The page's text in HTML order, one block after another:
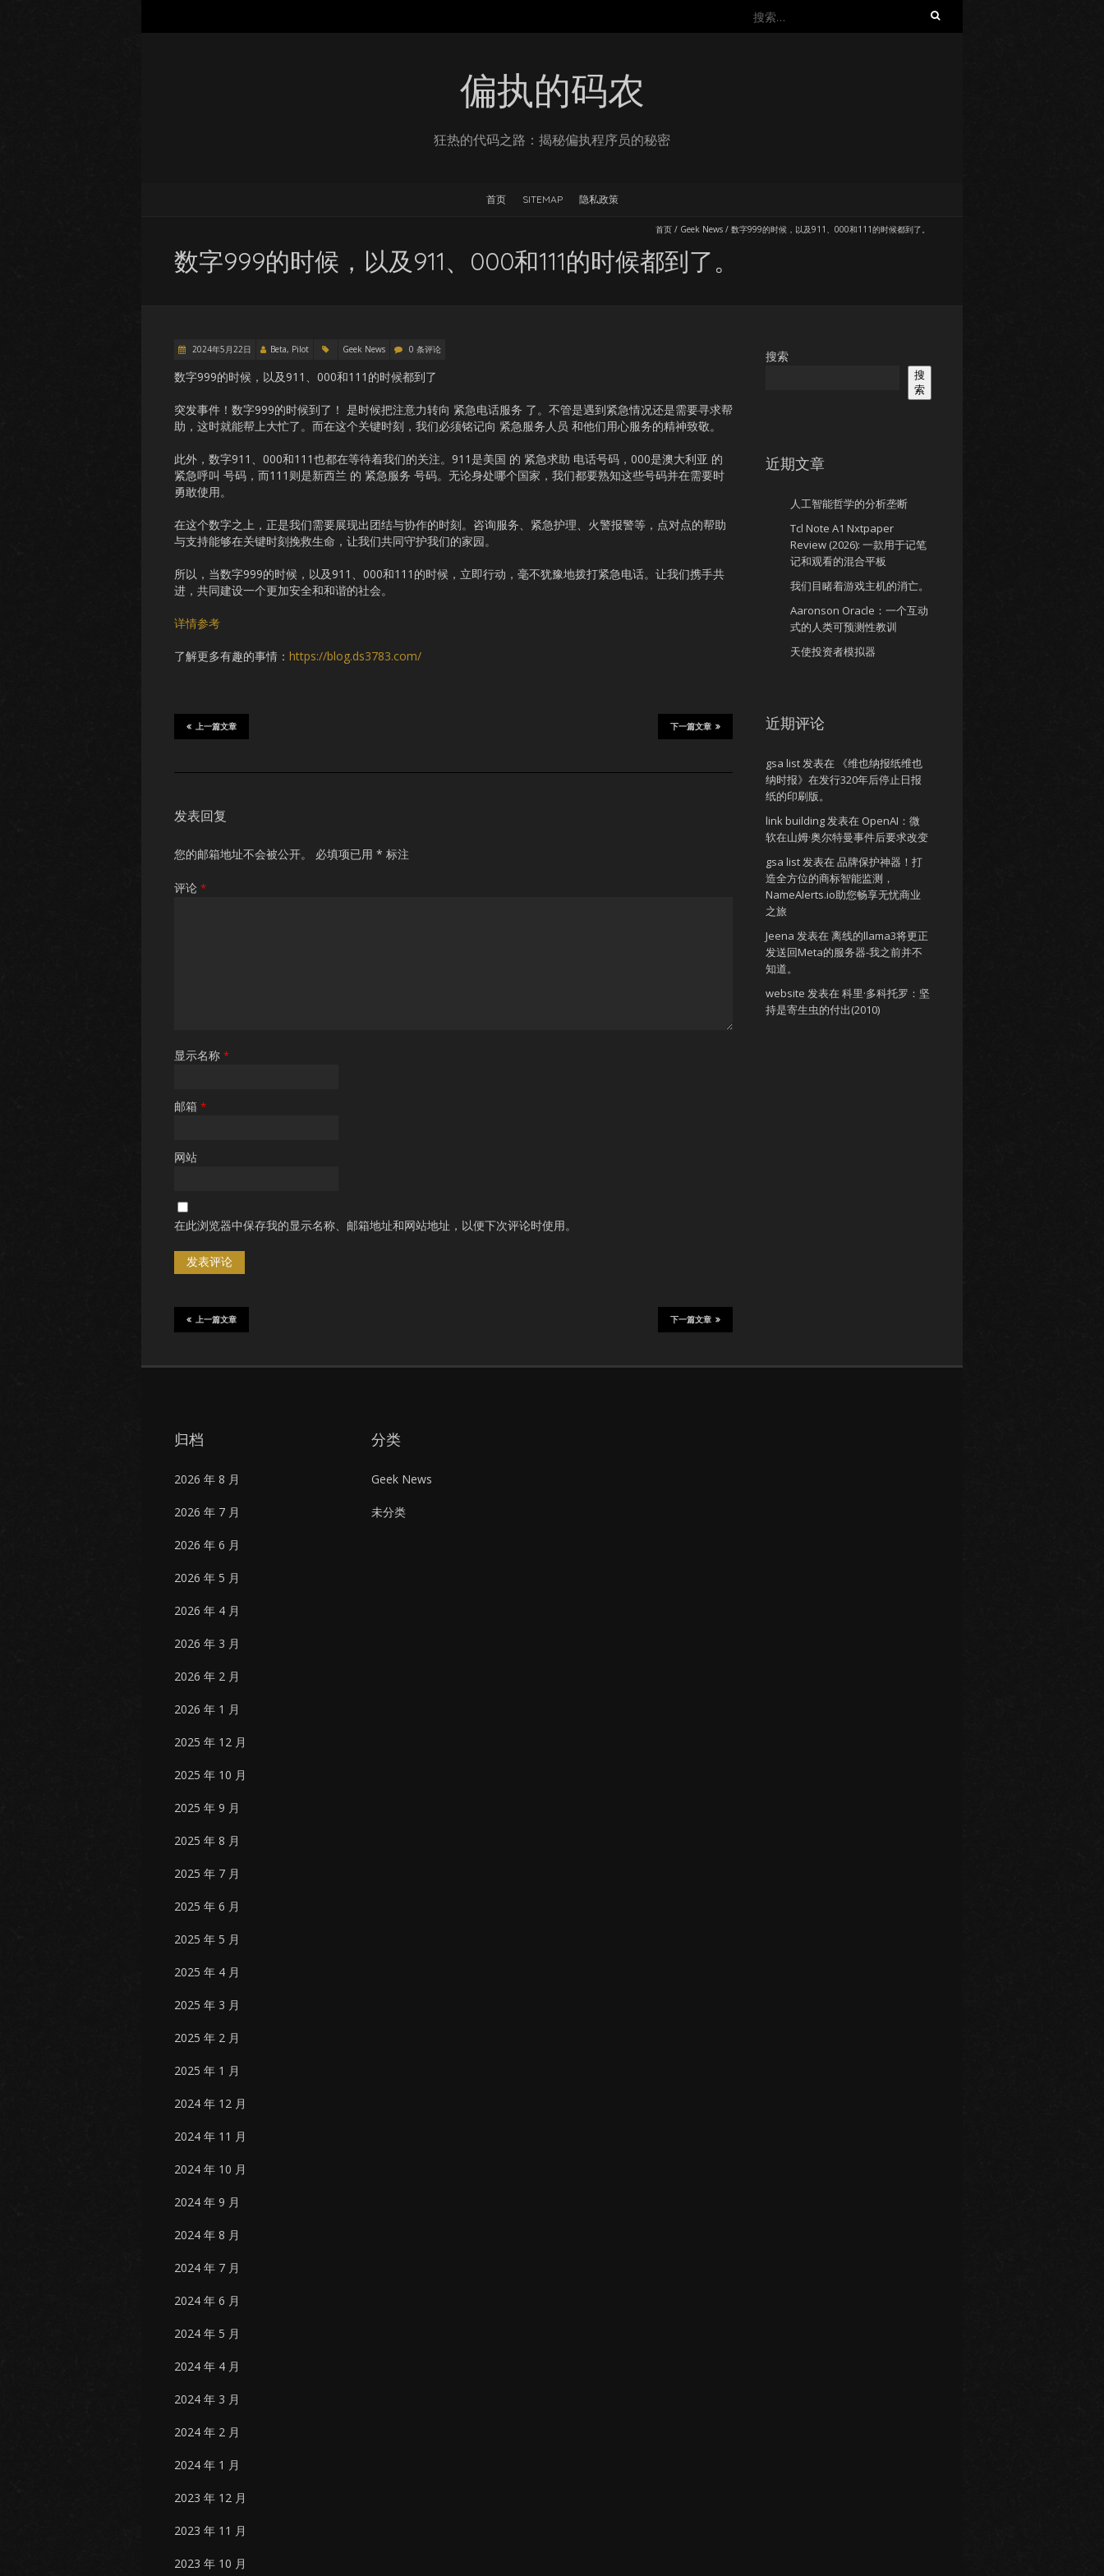
搜
偏执的码农
狂热的代码之路：揭秘偏执程序员的秘密
首页 SITEMAP 隐私政策
首页 / Geek News / 数字999的时候，以及911、000和111的时候都到了。
数字999的时候，以及911、000和111的时候都到了。
2024年5月22日 Beta, Pilot Geek News 0 条评论
数字999的时候，以及911、000和111的时候都到了
突发事件！数字999的时候到了！ 是时候把注意力转向 紧急电话服务 了。不管是遇到紧急情况还是需要寻求帮
助，这时就能帮上大忙了。而在这个关键时刻，我们必须铭记向 紧急服务人员 和他们用心服务的精神致敬。
此外，数字911、000和111也都在等待着我们的关注。911是美国 的 紧急求助 电话号码，000是澳大利亚 的
紧急呼叫 号码，而111则是新西兰 的 紧急服务 号码。无论身处哪个国家，我们都要熟知这些号码并在需要时
勇敢使用。
在这个数字之上，正是我们需要展现出团结与协作的时刻。咨询服务、紧急护理、火警报警等，点对点的帮助
与支持能够在关键时刻挽救生命，让我们共同守护我们的家园。
所以，当数字999的时候，以及911、000和111的时候，立即行动，毫不犹豫地拨打紧急电话。让我们携手共
进，共同建设一个更加安全和和谐的社会。
详情参考
了解更多有趣的事情： https://blog.ds3783.com/
下一篇文章
上一篇文章
发表回复
您的邮箱地址不会被公开。 必填项已用 * 标注
评论 *
显示名称 *
邮箱 *
网站
在此浏览器中保存我的显示名称、邮箱地址和网站地址，以便下次评论时使用。
下一篇文章
上一篇文章
搜索
搜
索
近期文章
人工智能哲学的分析垄断
Tcl Note A1 Nxtpaper
Review (2026): 一款用于记笔
记和观看的混合平板
我们目睹着游戏主机的消亡。
Aaronson Oracle：一个互动
式的人类可预测性教训
天使投资者模拟器
近期评论
gsa list发表在
《维也纳报纸维也
纳时报》在发行320年后停止日报
纸的印刷版。
link building发表在 OpenAI：微
软在山姆·奥尔特曼事件后要求改变
gsa list发表在 品牌保护神器！打
造全方位的商标智能监测，
NameAlerts.io助您畅享无忧商业
之旅
Jeena 发表在 离线的llama3将更正
发送回Meta的服务器-我之前并不
知道。
website 发表在 科里·多科托罗：坚
持是寄生虫的付出(2010)
归档
2026 年 8 月
2026 年 7 月
2026 年 6 月
2026 年 5 月
2026 年 4 月
2026 年 3 月
2026 年 2 月
2026 年 1 月
2025 年 12 月
2025 年 10 月
2025 年 9 月
2025 年 8 月
2025 年 7 月
2025 年 6 月
2025 年 5 月
2025 年 4 月
2025 年 3 月
2025 年 2 月
2025 年 1 月
2024 年 12 月
2024 年 11 月
2024 年 10 月
2024 年 9 月
2024 年 8 月
2024 年 7 月
2024 年 6 月
2024 年 5 月
2024 年 4 月
2024 年 3 月
2024 年 2 月
2024 年 1 月
2023 年 12 月
2023 年 11 月
2023 年 10 月
分类
Geek News
未分类